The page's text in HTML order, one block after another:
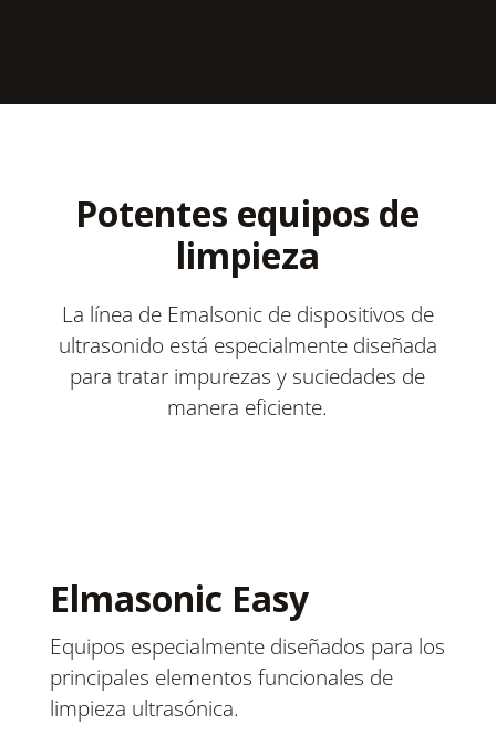
Potentes equipos de
limpieza
La línea de Emalsonic de dispositivos de
ultrasonido está especialmente diseñada
para tratar impurezas y suciedades de
manera eficiente.
Elmasonic Easy
Equipos especialmente diseñados para los
principales elementos funcionales de
limpieza ultrasónica.